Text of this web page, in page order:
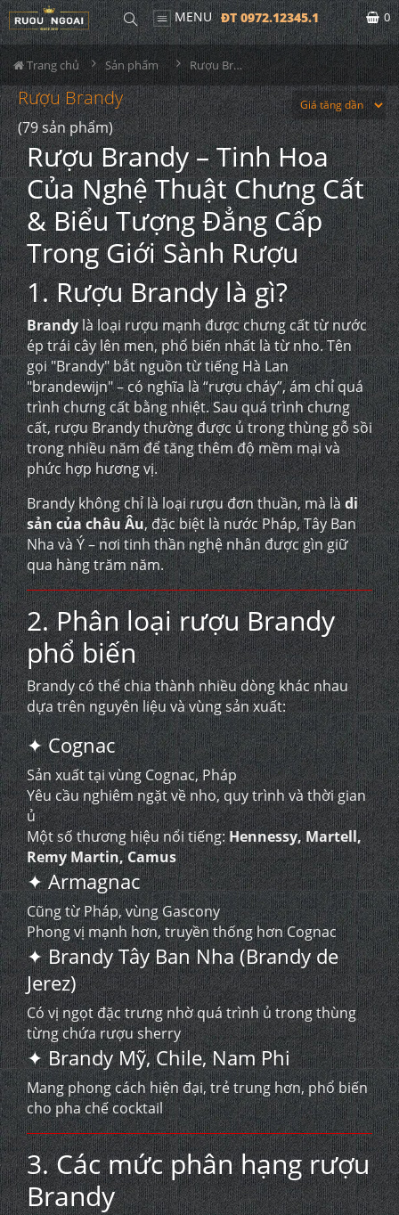
MENU ĐT 0972.12345.1 0
Trang chủ Sản phẩm Rượu Brandy
Rượu Brandy
(79 sản phẩm)
Rượu Brandy – Tinh Hoa
Của Nghệ Thuật Chưng Cất
& Biểu Tượng Đẳng Cấp
Trong Giới Sành Rượu
1. Rượu Brandy là gì?
Brandylà loại rượu mạnh được chưng cất từ nước
ép trái cây lên men, phổ biến nhất là từ nho. Tên
gọi "Brandy" bắt nguồn từ tiếng Hà Lan
"brandewijn" – có nghĩa là “rượu cháy”, ám chỉ quá
trình chưng cất bằng nhiệt. Sau quá trình chưng
cất, rượu Brandy thường được ủ trong thùng gỗ sồi
trong nhiều năm để tăng thêm độ mềm mại và
phức hợp hương vị.
Brandy không chỉ là loại rượu đơn thuần, mà làdi
sản của châu Âu, đặc biệt là nước Pháp, Tây Ban
Nha và Ý – nơi tinh thần nghệ nhân được gìn giữ
qua hàng trăm năm.
2. Phân loại rượu Brandy
phổ biến
Brandy có thể chia thành nhiều dòng khác nhau
dựa trên nguyên liệu và vùng sản xuất:
✦ Cognac
Sản xuất tại vùng Cognac, Pháp
Yêu cầu nghiêm ngặt về nho, quy trình và thời gian
ủ
Một số thương hiệu nổi tiếng:Hennessy, Martell,
Remy Martin, Camus
✦ Armagnac
Cũng từ Pháp, vùng Gascony
Phong vị mạnh hơn, truyền thống hơn Cognac
✦ Brandy Tây Ban Nha (Brandy de
Jerez)
Có vị ngọt đặc trưng nhờ quá trình ủ trong thùng
từng chứa rượu sherry
✦ Brandy Mỹ, Chile, Nam Phi
Mang phong cách hiện đại, trẻ trung hơn, phổ biến
cho pha chế cocktail
3. Các mức phân hạng rượu
Brandy